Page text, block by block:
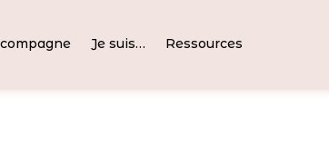
Je suis… Ressources